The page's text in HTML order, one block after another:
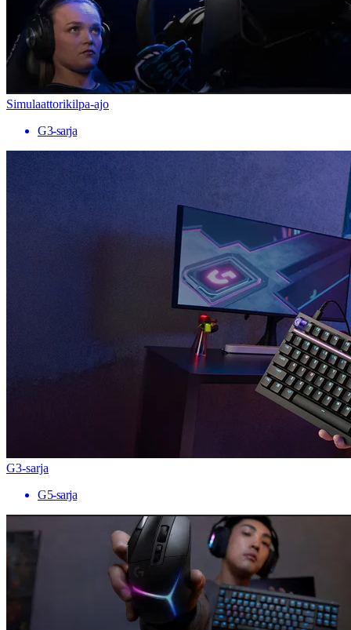
Simulaattorikilpa-ajo
G3-sarja
G3-sarja
G5-sarja